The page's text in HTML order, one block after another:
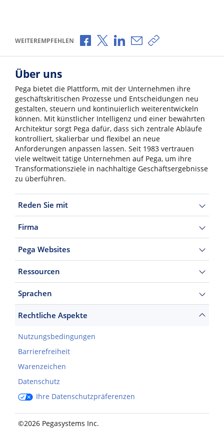
WEITEREMPFEHLEN Über Facebook teilen
Über X teilen
Über LinkedIn teilen
Über E-Mail teilen
Link zum Teilen
Über uns
Pega bietet die Plattform, mit der Unternehmen ihre
geschäftskritischen Prozesse und Entscheidungen neu
gestalten, steuern und kontinuierlich weiterentwickeln
können. Mit künstlicher Intelligenz und einer bewährten
Architektur sorgt Pega dafür, dass sich zentrale Abläufe
kontrolliert, skalierbar und flexibel an neue
Anforderungen anpassen lassen. Seit 1983 vertrauen
viele weltweit tätige Unternehmen auf Pega, um ihre
Transformationsziele in nachhaltige Geschäftsergebnisse
zu überführen.
Reden Sie mit
Firma
Pega Websites
Ressourcen
Sprachen
Rechtliche Aspekte
Nutzungsbedingungen
Barrierefreiheit
Warenzeichen
Datenschutz
Ihre Datenschutzpräferenzen
©2026 Pegasystems Inc.